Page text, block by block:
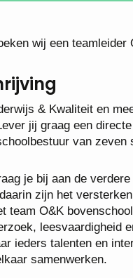
wij een teamleider
& Kwaliteit en
jij graag een
van
je bij aan de
zijn het
team O&K
leesvaardigheid
ieders talenten en
samenwerken.